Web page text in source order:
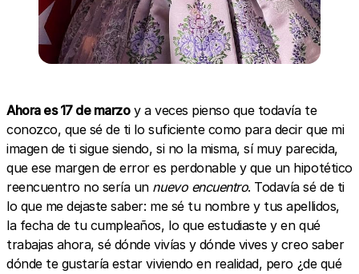
Ahora es 17 de marzoy a veces pienso que todavía te
conozco, que sé de ti lo suficiente como para decir que mi
imagen de ti sigue siendo, si no la misma, sí muy parecida,
que ese margen de error es perdonable y que un hipotético
reencuentro no sería un nuevo encuentro. Todavía sé de ti
lo que me dejaste saber: me sé tu nombre y tus apellidos,
la fecha de tu cumpleaños, lo que estudiaste y en qué
trabajas ahora, sé dónde vivías y dónde vives y creo saber
dónde te gustaría estar viviendo en realidad, pero ¿de qué